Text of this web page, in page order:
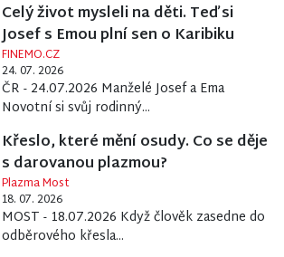
Celý život mysleli na děti. Teď si
Josef s Emou plní sen o Karibiku
FINEMO.CZ
24. 07. 2026
ČR - 24.07.2026 Manželé Josef a Ema
Novotní si svůj rodinný...
Křeslo, které mění osudy. Co se děje
s darovanou plazmou?
Plazma Most
18. 07. 2026
MOST - 18.07.2026 Když člověk zasedne do
odběrového křesla...